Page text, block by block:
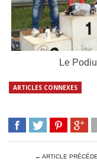
Le
ARTICLES CONNEXES
← ARTICLE